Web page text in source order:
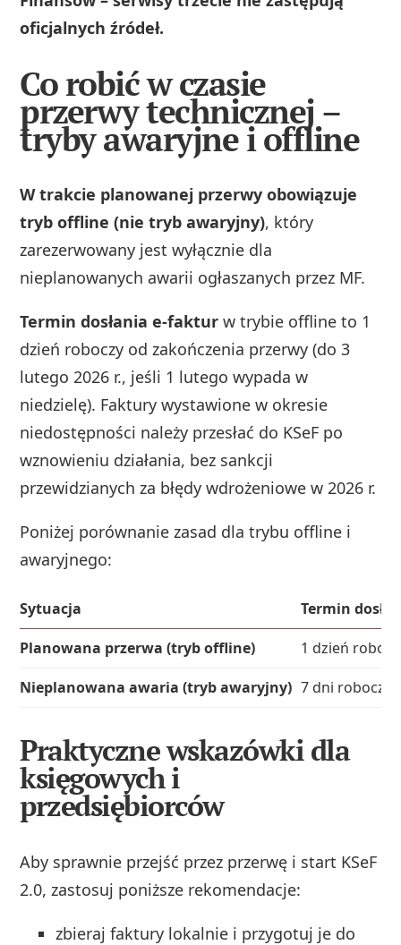
oficjalnych źródeł.
Co robić w czasie
przerwy technicznej –
tryby awaryjne i offline
W trakcie planowanej przerwy obowiązuje
tryb offline (nie tryb awaryjny), który
zarezerwowany jest wyłącznie dla
nieplanowanych awarii ogłaszanych przez MF.
Termin dosłania e-faktur w trybie offline to 1
dzień roboczy od zakończenia przerwy (do 3
lutego 2026 r., jeśli 1 lutego wypada w
niedzielę). Faktury wystawione w okresie
niedostępności należy przesłać do KSeF po
wznowieniu działania, bez sankcji
przewidzianych za błędy wdrożeniowe w 2026 r.
Poniżej porównanie zasad dla trybu offline i
awaryjnego:
Sytuacja
Termin
Planowana przerwa (tryb offline)
1 dzień
Nieplanowana awaria (tryb awaryjny) 7 dni
Praktyczne wskazówki dla
księgowych i
przedsiębiorców
Aby sprawnie przejść przez przerwę i start KSeF
2.0, zastosuj poniższe rekomendacje:
zbieraj faktury lokalnie i przygotuj je do